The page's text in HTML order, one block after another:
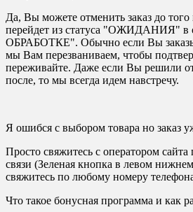
Да, Вы можете отменить заказ до
перейдет из статуса "ОЖИДАНИЯ" в
ОБРАБОТКЕ". Обычно если Вы
мы Вам перезваниваем, чтобы
переживайте. Даже если Вы решили
после, то мы всегда идем навстречу.
Я ошибся с выбором товара но заказ
Просто свяжитесь с оператором
связи (Зеленая кнопка в левом
свяжитесь по любому номеру
Что такое бонусная программа и как